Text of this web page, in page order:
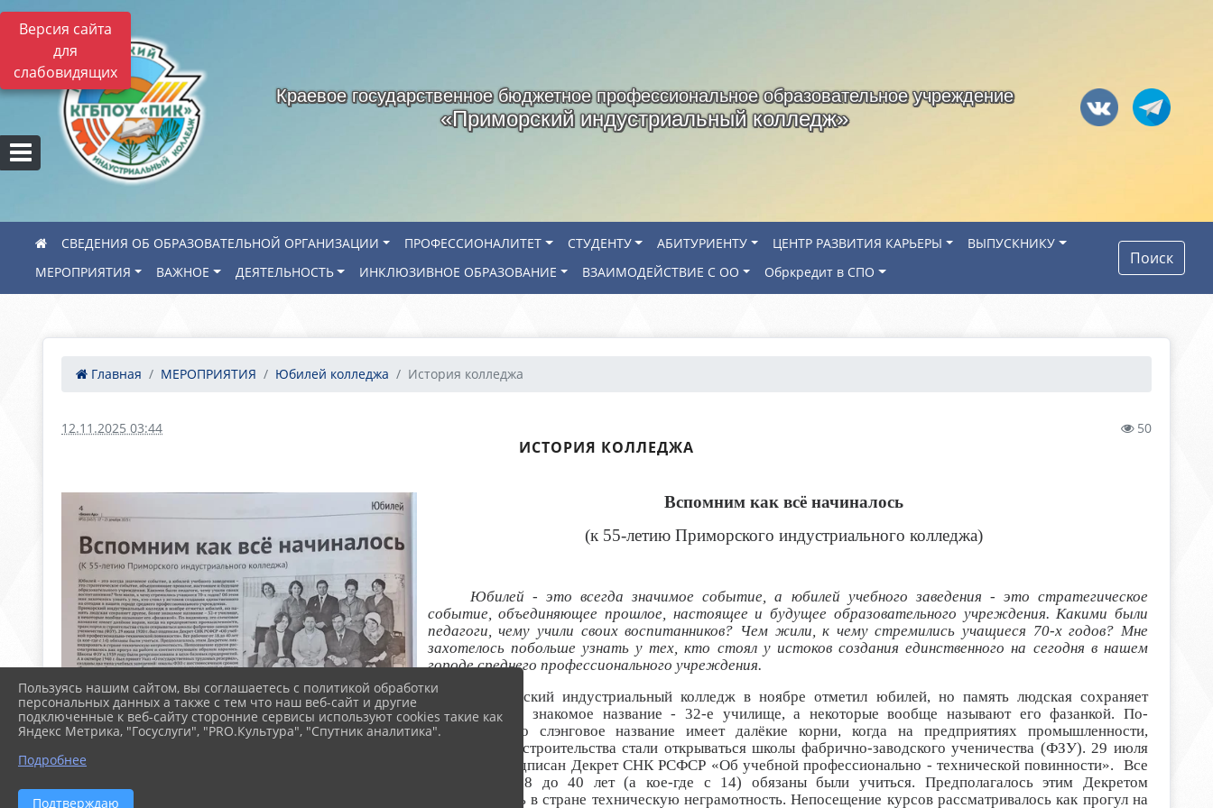
Версия сайта
для
слабовидящих
Краевое государственное бюджетное профессиональное образовательное учреждение
«Приморский индустриальный колледж»
СВЕДЕНИЯ ОБ ОБРАЗОВАТЕЛЬНОЙ ОРГАНИЗАЦИИ ПРОФЕССИОНАЛИТЕТ СТУДЕНТУ АБИТУРИЕНТУ ЦЕНТР РАЗВИТИЯ КАРЬЕРЫ
ВЫПУСКНИКУ
МЕРОПРИЯТИЯ
ВАЖНОЕ ДЕЯТЕЛЬНОСТЬ ИНКЛЮЗИВНОЕ ОБРАЗОВАНИЕ ВЗАИМОДЕЙСТВИЕ С ОО Обркредит в СПО
Поиск
Главная МЕРОПРИЯТИЯ Юбилей колледжа История колледжа
12.11.2025 03:44 50
ИСТОРИЯ КОЛЛЕДЖА
Вспомним как всё начиналось
(к 55-летию Приморского индустриального колледжа)
Юбилей - это всегда значимое событие, а юбилей учебного заведения - это стратегическое
событие, объединяющее прошлое, настоящее и будущее образовательного учреждения. Какими были
педагоги, чему учили своих воспитанников? Чем жили, к чему стремились учащиеся 70-х годов? Мне
захотелось побольше узнать у тех, кто стоял у истоков создания единственного на сегодня в нашем
городе среднего профессионального учреждения.
Приморский индустриальный колледж в ноябре отметил юбилей, но память людская сохраняет
другое, более знакомое название - 32-е училище, а некоторые вообще называют его фазанкой. По-
видимому, это слэнговое название имеет далёкие корни, когдана предприятиях промышленности,
транспорта и строительства стали открываться школы фабрично-заводского ученичества (ФЗУ). 29 июля
1920г. был подписан Декрет СНК РСФСР «Об учебной профессионально - технической повинности». Все
рабочие от 18 до 40 лет (а кое-где с 14) обязаны были учиться. Предполагалось этим Декретом
ликвидировать в стране техническую неграмотность. Непосещение курсов рассматривалось как прогул на
Пользуясь нашим сайтом, вы соглашаетесь с политикой обработки
персональных данных а также с тем что наш веб-сайт и другие
подключенные к веб-сайту сторонние сервисы используют cookies такие как
Яндекс Метрика, "Госуслуги", "PRO.Культура", "Спутник аналитика".
Подробнее
Подтверждаю